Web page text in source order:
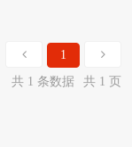
1
共 1 条数据
共 1 页